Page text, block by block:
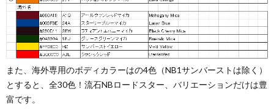
また、海外専用のボディカラーはの4色（NB1サンバーストは除く）
とすると、全30色！流石NBロードスター、バリエーションだけは豊
富です。